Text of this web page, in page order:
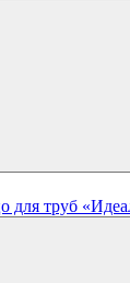
для труб